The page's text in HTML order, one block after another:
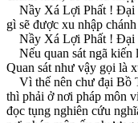
Nầy Xá Lợi Phất ! Ðại
gì sẽ được xu nhập
Nầy Xá Lợi Phất ! Ðại
Nếu quan sát ngã kiến
Quan sát như vậy gọi là
Vì thế nên chư đại Bồ
thì phải ở nơi pháp môn
đọc tụng nghiên cứu